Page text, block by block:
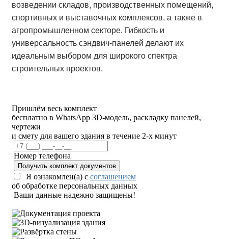
возведении складов, производственных помещений,
спортивных и выставочных комплексов, а также в
агропромышленном секторе. Гибкость и
универсальность сэндвич-панелей делают их
идеальным выбором для широкого спектра
строительных проектов.
Пришлём весь комплект
бесплатно в WhatsApp 3D-модель, раскладку панелей,
чертежи
и смету для вашего здания в течение 2-х минут
Номер телефона
Получить комплект документов
Я ознакомлен(а) с соглашением
об обработке персональных данных
Ваши данные надежно защищены!